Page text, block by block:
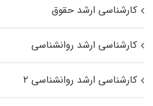
کارشناسی ارشد حقوق
کارشناسی ارشد روانشناسی
کارشناسی ارشد روانشناسی ۲